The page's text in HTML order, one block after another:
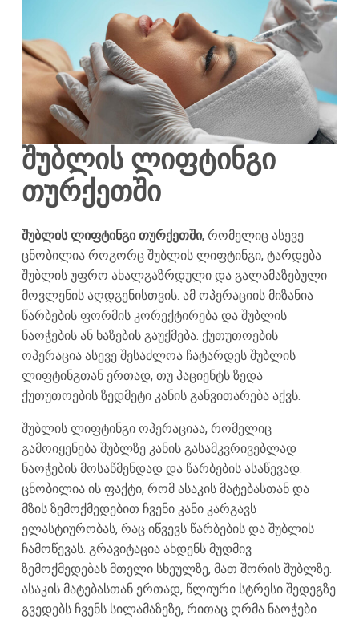
შუბლის ლიფტინგი
თურქეთში
შუბლის ლიფტინგი თურქეთში, რომელიც ასევე
ცნობილია როგორც შუბლის ლიფტინგი, ტარდება
შუბლის უფრო ახალგაზრდული და გალამაზებული
მოვლენის აღდგენისთვის. ამ ოპერაციის მიზანია
წარბების ფორმის კორექტირება და შუბლის
ნაოჭების ან ხაზების გაუქმება. ქუთუთოების
ოპერაცია ასევე შესაძლოა ჩატარდეს შუბლის
ლიფტინგთან ერთად, თუ პაციენტს ზედა
ქუთუთოების ზედმეტი კანის განვითარება აქვს.
შუბლის ლიფტინგი ოპერაციაა, რომელიც
გამოიყენება შუბლზე კანის გასამკვრივებლად
ნაოჭების მოსაწმენდად და წარბების ასაწევად.
ცნობილია ის ფაქტი, რომ ასაკის მატებასთან და
მზის ზემოქმედებით ჩვენი კანი კარგავს
ელასტიურობას, რაც იწვევს წარბების და შუბლის
ჩამოწევას. გრავიტაცია ახდენს მუდმივ
ზემოქმედებას მთელი სხეულზე, მათ შორის შუბლზე.
ასაკის მატებასთან ერთად, წლიური სტრესი შედეგზე
გვედებს ჩვენს სილამაზეზე, რითაც ღრმა ნაოჭები